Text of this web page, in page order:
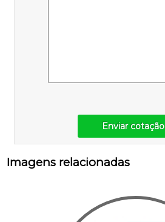
Enviar cotação
Imagens relacionadas